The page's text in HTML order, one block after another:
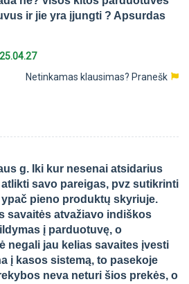
ir jie yra įjungti ? Apsurdas
Netinkamas klausimas? Pranešk
g. Iki kur nesenai atsidarius
savo pareigas, pvz sutikrinti
pieno produktų skyriuje.
savaitės atvažiavo indiškos
į parduotuvę, o
negali jau kelias savaites įvesti
į kasos sistemą, to pasekoje
neva neturi šios prekės, o